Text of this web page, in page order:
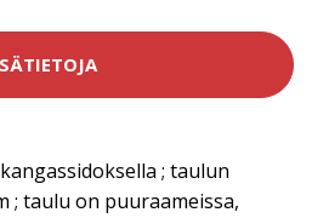
; taulun
; taulu on puuraameissa,